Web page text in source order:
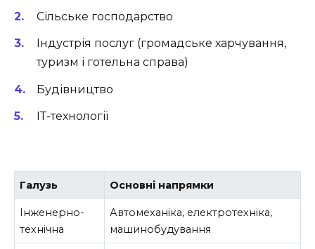
Сільське господарство
Індустрія послуг (громадське харчування,
туризм і готельна справа)
Будівництво
ІТ-технології
Галузь Основні напрямки
Інженерно-
технічна
Автомеханіка, електротехніка,
машинобудування